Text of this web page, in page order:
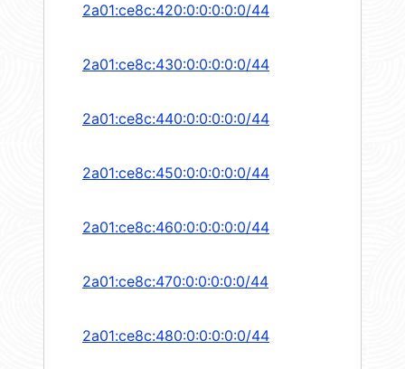
2a01:ce8c:420:0:0:0:0:0/44
2a01:ce8c:430:0:0:0:0:0/44
2a01:ce8c:440:0:0:0:0:0/44
2a01:ce8c:450:0:0:0:0:0/44
2a01:ce8c:460:0:0:0:0:0/44
2a01:ce8c:470:0:0:0:0:0/44
2a01:ce8c:480:0:0:0:0:0/44